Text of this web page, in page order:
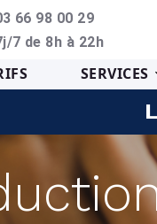
66 98 00 29
7 de 8h à 22h
SERVICES